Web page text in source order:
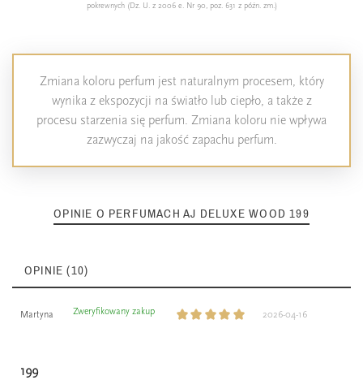
pokrewnych (Dz. U. z 2006 e. Nr 90, poz. 631 z późn. zm.)
Zmiana koloru perfum jest naturalnym procesem, który
wynika z ekspozycji na światło lub ciepło, a także z
procesu starzenia się perfum. Zmiana koloru nie wpływa
zazwyczaj na jakość zapachu perfum.
OPINIE O PERFUMACH AJ DELUXE WOOD 199
OPINIE (10)
Martyna Zweryfikowany zakup 2026-04-16
199